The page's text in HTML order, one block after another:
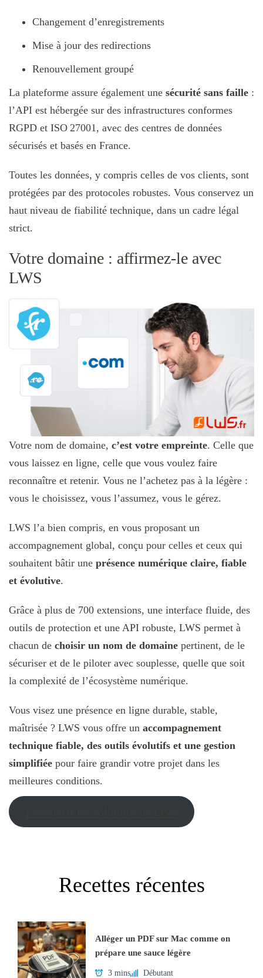
Changement d’enregistrements
Mise à jour des redirections
Renouvellement groupé
La plateforme assure également une sécurité sans faille :
l’API est hébergée sur des infrastructures conformes
RGPD et ISO 27001, avec des centres de données
sécurisés et basés en France.
Toutes les données, y compris celles de vos clients, sont
protégées par des protocoles robustes. Vous conservez un
haut niveau de fiabilité technique, dans un cadre légal
strict.
Votre domaine : affirmez-le avec
LWS
Votre nom de domaine, c’est votre empreinte. Celle que
vous laissez en ligne, celle que vous voulez faire
reconnaître et retenir. Vous ne l’achetez pas à la légère :
vous le choisissez, vous l’assumez, vous le gérez.
LWS l’a bien compris, en vous proposant un
accompagnement global, conçu pour celles et ceux qui
souhaitent bâtir une présence numérique claire, fiable
et évolutive.
Grâce à plus de 700 extensions, une interface fluide, des
outils de protection et une API robuste, LWS permet à
chacun de choisir un nom de domaine pertinent, de le
sécuriser et de le piloter avec souplesse, quelle que soit
la complexité de l’écosystème numérique.
Vous visez une présence en ligne durable, stable,
maîtrisée ? LWS vous offre un accompagnement
technique fiable, des outils évolutifs et une gestion
simplifiée pour faire grandir votre projet dans les
meilleures conditions.
Recettes récentes
Alléger un PDF sur Mac comme on
prépare une sauce légère
3 mins Débutant